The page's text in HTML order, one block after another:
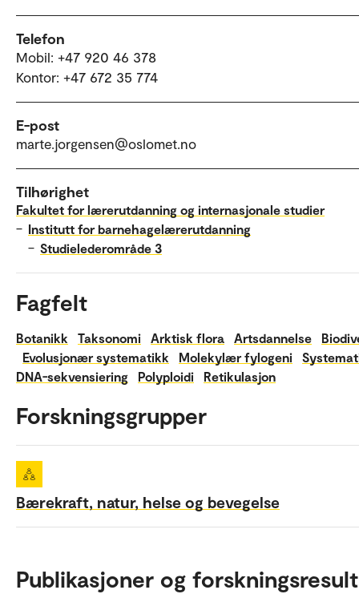
Telefon
Mobil: +47 920 46 378
Kontor: +47 672 35 774
E-post
marte.jorgensen@oslomet.no
Tilhørighet
Fakultet for lærerutdanning og internasjonale studier
– Institutt for barnehagelærerutdanning
– Studielederområde 3
Fagfelt
Botanikk Taksonomi Arktisk flora Artsdannelse
Evolusjonær systematikk
Molekylær fylogeni
DNA-sekvensiering
Polyploidi Retikulasjon
Forskningsgrupper
Bærekraft, natur, helse og bevegelse
Publikasjoner og